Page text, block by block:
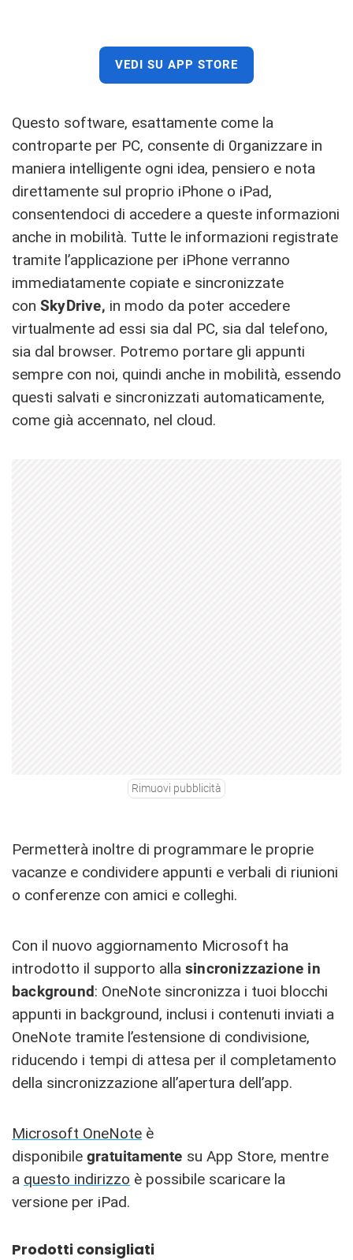
VEDI SU APP STORE
Questo software, esattamente come la
controparte per PC, consente di 0rganizzare in
maniera intelligente ogni idea, pensiero e nota
direttamente sul proprio iPhone o iPad,
consentendoci di accedere a queste informazioni
anche in mobilità. Tutte le informazioni registrate
tramite l’applicazione per iPhone verranno
immediatamente copiate e sincronizzate
con SkyDrive, in modo da poter accedere
virtualmente ad essi sia dal PC, sia dal telefono,
sia dal browser. Potremo portare gli appunti
sempre con noi, quindi anche in mobilità, essendo
questi salvati e sincronizzati automaticamente,
come già accennato, nel cloud.
Rimuovi pubblicità
Permetterà inoltre di programmare le proprie
vacanze e condividere appunti e verbali di riunioni
o conferenze con amici e colleghi.
Con il nuovo aggiornamento Microsoft ha
introdotto il supporto alla sincronizzazione in
background: OneNote sincronizza i tuoi blocchi
appunti in background, inclusi i contenuti inviati a
OneNote tramite l’estensione di condivisione,
riducendo i tempi di attesa per il completamento
della sincronizzazione all’apertura dell’app.
Microsoft OneNote è
disponibile gratuitamente su App Store, mentre
a questo indirizzo è possibile scaricare la
versione per iPad.
Prodotti consigliati